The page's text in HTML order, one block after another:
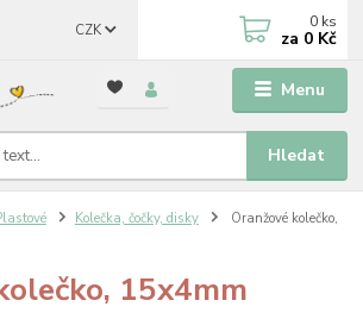
Menu
CZK
Hledat
0 ks
za 0 Kč
Kolečka, čočky, disky
Oranžové kolečko,
15x4mm